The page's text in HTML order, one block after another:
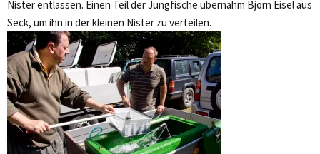
Nister entlassen. Einen Teil der Jungfische übernahm Björn Eisel aus
Seck, um ihn in der kleinen Nister zu verteilen.